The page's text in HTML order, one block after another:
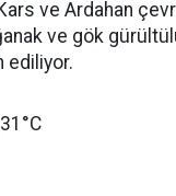
ve Ardahan
ve gök
ediliyor.